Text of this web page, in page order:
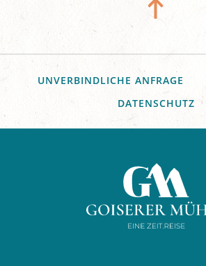
UNVERBINDLICHE ANFRAGE
DATENSCHUTZ